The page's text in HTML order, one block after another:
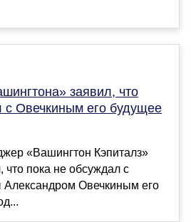
заявил, что
с Овечкиным его будущее
«Вашингтон Кэпиталз»
что пока не обсуждал с
Александром Овечкиным его